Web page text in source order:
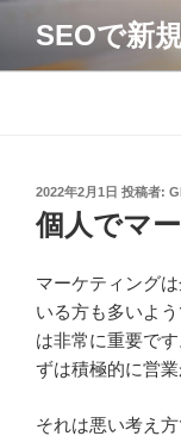
テ
SEOで新
投
稿
日:
2022年2月1日 投稿者:
個人でマ
マーケティング
いる方も多いよ
は非常に重要で
ずは積極的に営
それは悪い考え